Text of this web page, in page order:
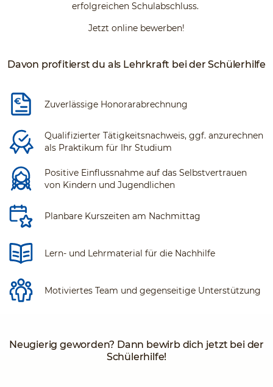
erfolgreichen Schulabschluss.
Jetzt online bewerben!
Davon profitierst du als Lehrkraft bei der Schülerhilfe
Zuverlässige Honorarabrechnung
Qualifizierter Tätigkeitsnachweis, ggf. anzurechnen
als Praktikum für Ihr Studium
Positive Einflussnahme auf das Selbstvertrauen
von Kindern und Jugendlichen
Planbare Kurszeiten am Nachmittag
Lern- und Lehrmaterial für die Nachhilfe
Motiviertes Team und gegenseitige Unterstützung
Neugierig geworden? Dann bewirb dich jetzt bei der
Schülerhilfe!